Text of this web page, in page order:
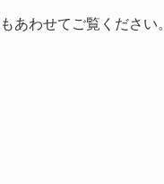
もあわせてご覧ください。